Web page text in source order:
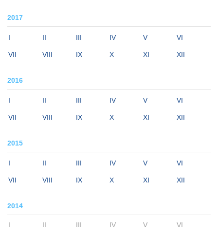
2017
I II III IV V VI
VII VIII IX X XI XII
2016
I II III IV V VI
VII VIII IX X XI XII
2015
I II III IV V VI
VII VIII IX X XI XII
2014
I II III IV V VI